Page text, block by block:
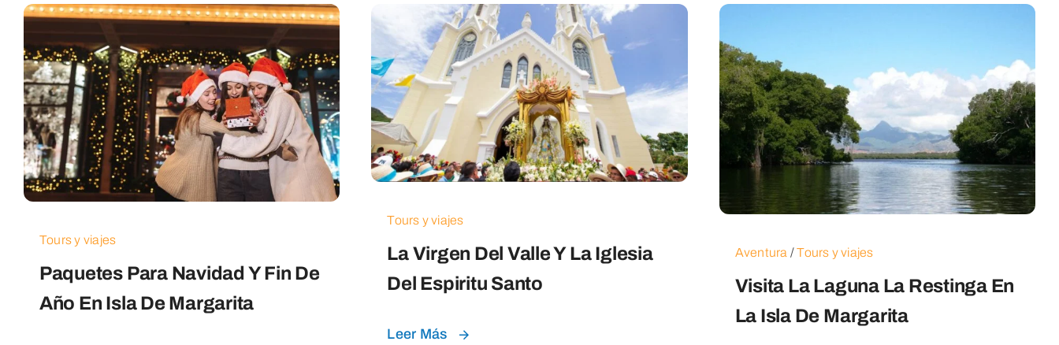
Tours y viajes
Paquetes Para Navidad Y Fin De
Año En Isla De Margarita
Tours y viajes
La Virgen Del Valle Y La Iglesia
Del Espiritu Santo
Leer Más
Aventura /Tours y viajes
Visita La Laguna La Restinga En
La Isla De Margarita